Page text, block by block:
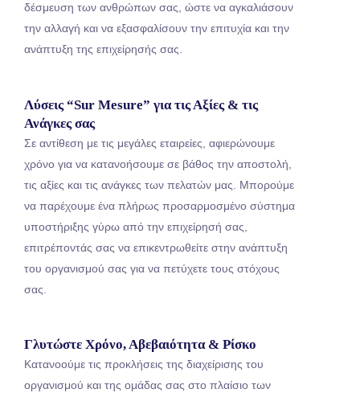
δέσμευση των ανθρώπων σας, ώστε να αγκαλιάσουν
την αλλαγή και να εξασφαλίσουν την επιτυχία και την
ανάπτυξη της επιχείρησής σας.
Λύσεις “Sur Mesure” για τις Αξίες & τις
Ανάγκες σας
Σε αντίθεση με τις μεγάλες εταιρείες, αφιερώνουμε
χρόνο για να κατανοήσουμε σε βάθος την αποστολή,
τις αξίες και τις ανάγκες των πελατών μας. Μπορούμε
να παρέχουμε ένα πλήρως προσαρμοσμένο σύστημα
υποστήριξης γύρω από την επιχείρησή σας,
επιτρέποντάς σας να επικεντρωθείτε στην ανάπτυξη
του οργανισμού σας για να πετύχετε τους στόχους
σας.
Γλυτώστε Χρόνο, Αβεβαιότητα & Ρίσκο
Κατανοούμε τις προκλήσεις της διαχείρισης του
οργανισμού και της ομάδας σας στο πλαίσιο των